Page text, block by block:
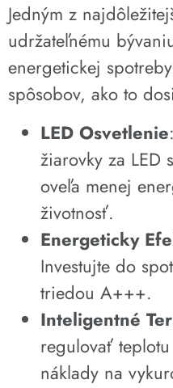
Jedným z
udržateľnému
energetickej
spôsobov, ako to
LED Osvetlenie
žiarovky za LED
oveľa menej
životnosť.
Energeticky
Investujte do
triedou A+++.
Inteligentné
regulovať
náklady na